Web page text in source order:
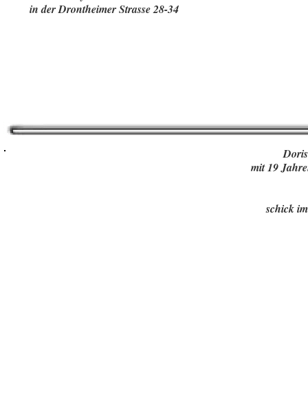
mit 19
schick
in der Drontheimer Strasse 28-34